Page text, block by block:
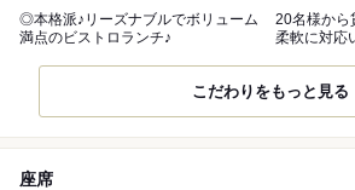
◎本格派♪リーズナブルでボリューム
満点のビストロランチ♪
20名様から
柔軟に対応
こだわりをもっと見る
座席